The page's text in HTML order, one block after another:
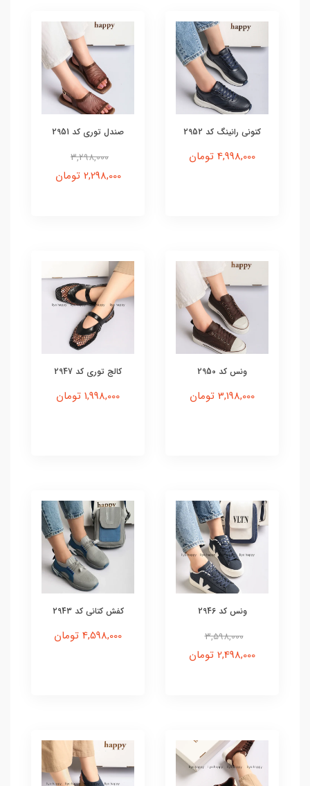
کتونی رانینگ کد 2952
4,998,000 تومان
صندل توری کد 2951
3,298,000
2,298,000 تومان
ونس کد 2950
3,198,000 تومان
کالج توری کد 2947
1,998,000 تومان
ونس کد 2946
3,598,000
2,498,000 تومان
کفش کتانی کد 2943
4,598,000 تومان